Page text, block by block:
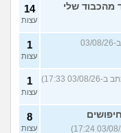
מהכבוד שלי 14
עצות
(קולית, בת 20, כתבה ב-03/08/26
1
עצות
1
עצות
8
עצות